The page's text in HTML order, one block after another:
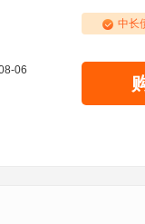
中长